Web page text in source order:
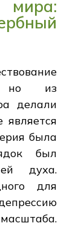
но из
делали
является
была
был
духа.
для